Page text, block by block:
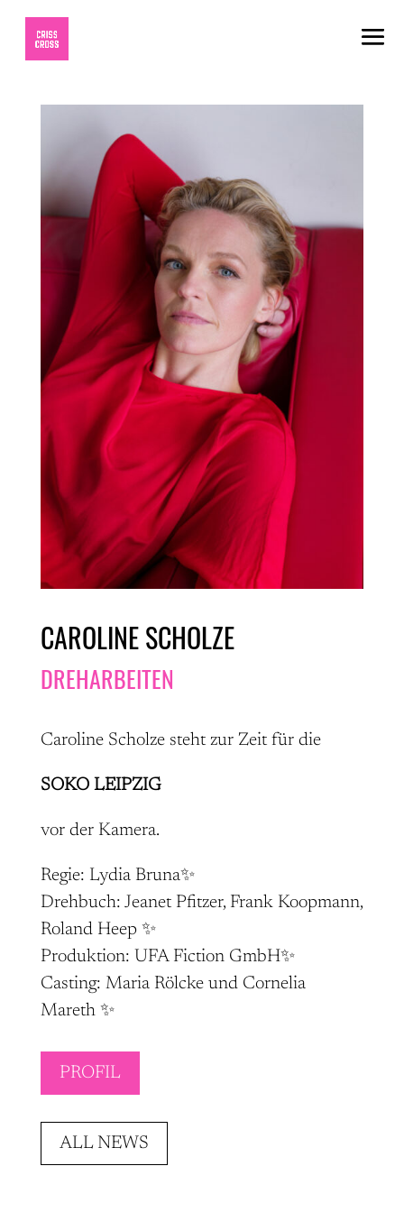
CAROLINE SCHOLZE
DREHARBEITEN
Caroline Scholze steht zur Zeit für die
SOKO LEIPZIG
vor der Kamera.
Regie: Lydia Bruna✨
Drehbuch: Jeanet Pfitzer, Frank Koopmann,
Roland Heep ✨
Produktion: UFA Fiction GmbH✨
Casting: Maria Rölcke und Cornelia
Mareth ✨
PROFIL
ALL NEWS